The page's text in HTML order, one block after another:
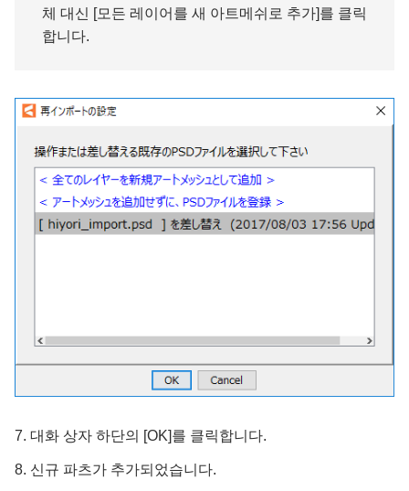
체 대신 [모든 레이어를 새 아트메쉬로 추가]를 클릭
합니다.
7. 대화 상자 하단의 [OK]를 클릭합니다.
8. 신규 파츠가 추가되었습니다.